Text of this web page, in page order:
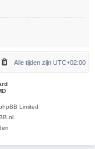
Alle tijden zijn UTC+02:00
Limited